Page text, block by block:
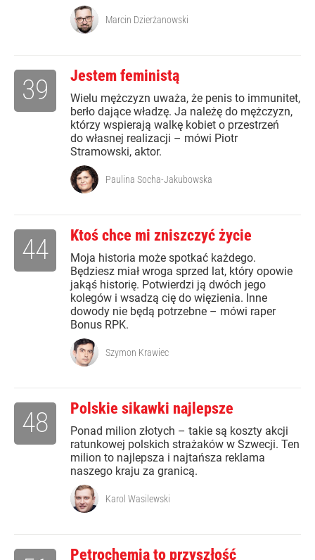
Marcin Dzierżanowski
Jestem feministą
Wielu mężczyzn uważa, że penis to immunitet,
berło dające władzę. Ja należę do mężczyzn,
którzy wspierają walkę kobiet o przestrzeń
do własnej realizacji – mówi Piotr
Stramowski, aktor.
39
Paulina Socha-Jakubowska
Ktoś chce mi zniszczyć życie
Moja historia może spotkać każdego.
Będziesz miał wroga sprzed lat, który opowie
jakąś historię. Potwierdzi ją dwóch jego
kolegów i wsadzą cię do więzienia. Inne
dowody nie będą potrzebne – mówi raper
Bonus RPK.
44
Szymon Krawiec
Polskie sikawki najlepsze
Ponad milion złotych – takie są koszty akcji
ratunkowej polskich strażaków w Szwecji. Ten
milion to najlepsza i najtańsza reklama
naszego kraju za granicą.
48
Karol Wasilewski
Petrochemia to przyszłość